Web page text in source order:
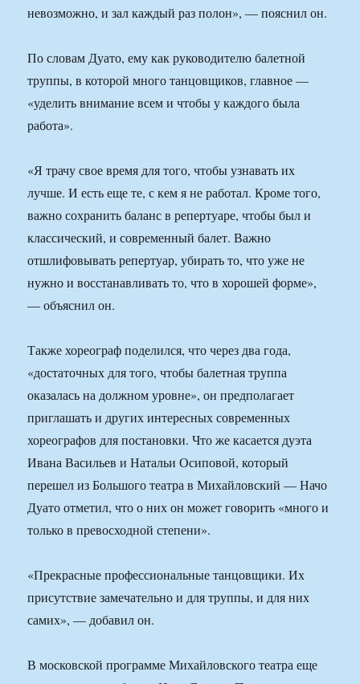
невозможно, и зал каждый раз полон», — пояснил он.
По словам Дуато, ему как руководителю балетной
труппы, в которой много танцовщиков, главное —
«уделить внимание всем и чтобы у каждого была
работа».
«Я трачу свое время для того, чтобы узнавать их
лучше. И есть еще те, с кем я не работал. Кроме того,
важно сохранить баланс в репертуаре, чтобы был и
классический, и современный балет. Важно
отшлифовывать репертуар, убирать то, что уже не
нужно и восстанавливать то, что в хорошей форме»,
— объяснил он.
Также хореограф поделился, что через два года,
«достаточных для того, чтобы балетная труппа
оказалась на должном уровне», он предполагает
приглашать и других интересных современных
хореографов для постановки. Что же касается дуэта
Ивана Васильев и Натальи Осиповой, который
перешел из Большого театра в Михайловский — Начо
Дуато отметил, что о них он может говорить «много и
только в превосходной степени».
«Прекрасные профессиональные танцовщики. Их
присутствие замечательно и для труппы, и для них
самих», — добавил он.
В московской программе Михайловского театра еще